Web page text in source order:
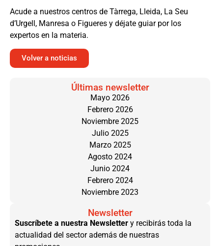
Acude a nuestros centros de Tàrrega, Lleida, La Seu
d’Urgell, Manresa o Figueres y déjate guiar por los
expertos en la materia.
Volver a noticias
Últimas newsletter
Mayo 2026
Febrero 2026
Noviembre 2025
Julio 2025
Marzo 2025
Agosto 2024
Junio 2024
Febrero 2024
Noviembre 2023
Newsletter
Suscríbete a nuestra Newsletter y recibirás toda la
actualidad del sector además de nuestras